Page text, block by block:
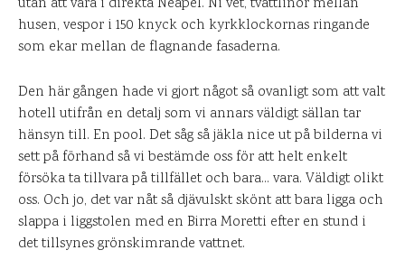
husen, vespor i 150 knyck och kyrkklockornas ringande
som ekar mellan de flagnande fasaderna.
Den här gången hade vi gjort något så ovanligt som att valt
hotell utifrån en detalj som vi annars väldigt sällan tar
hänsyn till. En pool. Det såg så jäkla nice ut på bilderna vi
sett på förhand så vi bestämde oss för att helt enkelt
försöka ta tillvara på tillfället och bara… vara. Väldigt olikt
oss. Och jo, det var nåt så djävulskt skönt att bara ligga och
slappa i liggstolen med en Birra Moretti efter en stund i
det tillsynes grönskimrande vattnet.